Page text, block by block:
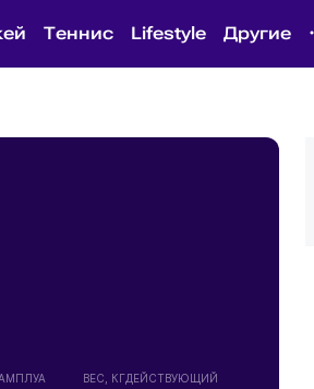
Теннис Lifestyle Другие
ВЕС, КГДЕЙСТВУЮЩИЙ